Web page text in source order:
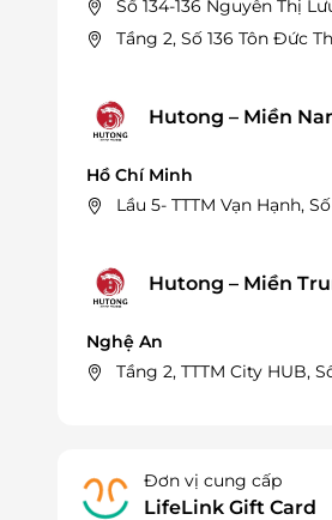
Số 134-136 Nguyễn Thị
Tầng 2, Số 136 Tôn Đức
Hutong – Miền
Hồ Chí Minh
Lầu 5- TTTM Vạn Hạnh,
Hutong – Miền
Nghệ An
Tầng 2, TTTM City HUB,
Đơn vị cung cấp
LifeLink Gift Card